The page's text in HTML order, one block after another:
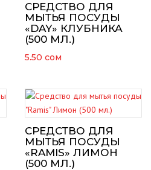
СРЕДСТВО ДЛЯ
МЫТЬЯ ПОСУДЫ
«DAY» КЛУБНИКА
(500 МЛ.)
5.50 сом
СРЕДСТВО ДЛЯ
МЫТЬЯ ПОСУДЫ
«RAMIS» ЛИМОН
(500 МЛ.)